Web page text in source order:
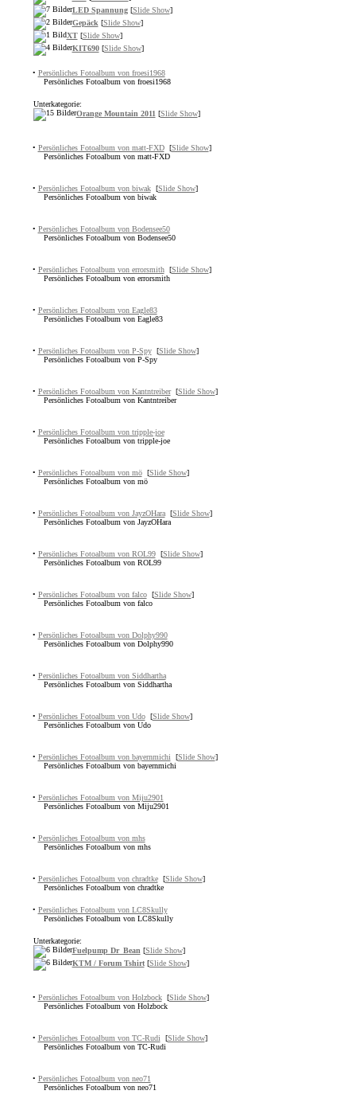
LED Spannung[Slide Show]
Gepäck[Slide Show]
XT[Slide Show]
KIT690[Slide Show]
• Persönliches Fotoalbum von froesi1968
Persönliches Fotoalbum von froesi1968
Unterkategorie:
Orange Mountain 2011[Slide Show]
• Persönliches Fotoalbum von matt-FXD [Slide Show]
Persönliches Fotoalbum von matt-FXD
• Persönliches Fotoalbum von biwak [Slide Show]
Persönliches Fotoalbum von biwak
• Persönliches Fotoalbum von Bodensee50
Persönliches Fotoalbum von Bodensee50
• Persönliches Fotoalbum von errorsmith [Slide Show]
Persönliches Fotoalbum von errorsmith
• Persönliches Fotoalbum von Eagle83
Persönliches Fotoalbum von Eagle83
• Persönliches Fotoalbum von P-Spy [Slide Show]
Persönliches Fotoalbum von P-Spy
• Persönliches Fotoalbum von Kantntreiber [Slide Show]
Persönliches Fotoalbum von Kantntreiber
• Persönliches Fotoalbum von tripple-joe
Persönliches Fotoalbum von tripple-joe
• Persönliches Fotoalbum von mö [Slide Show]
Persönliches Fotoalbum von mö
• Persönliches Fotoalbum von JayzOHara [Slide Show]
Persönliches Fotoalbum von JayzOHara
• Persönliches Fotoalbum von ROL99 [Slide Show]
Persönliches Fotoalbum von ROL99
• Persönliches Fotoalbum von falco [Slide Show]
Persönliches Fotoalbum von falco
• Persönliches Fotoalbum von Dolphy990
Persönliches Fotoalbum von Dolphy990
• Persönliches Fotoalbum von Siddhartha
Persönliches Fotoalbum von Siddhartha
• Persönliches Fotoalbum von Udo [Slide Show]
Persönliches Fotoalbum von Udo
• Persönliches Fotoalbum von bayernmichi [Slide Show]
Persönliches Fotoalbum von bayernmichi
• Persönliches Fotoalbum von Miju2901
Persönliches Fotoalbum von Miju2901
• Persönliches Fotoalbum von mhs
Persönliches Fotoalbum von mhs
• Persönliches Fotoalbum von chradtke [Slide Show]
Persönliches Fotoalbum von chradtke
• Persönliches Fotoalbum von LC8Skully
Persönliches Fotoalbum von LC8Skully
Unterkategorie:
Fuelpump Dr_Bean[Slide Show]
KTM / Forum Tshirt[Slide Show]
• Persönliches Fotoalbum von Holzbock [Slide Show]
Persönliches Fotoalbum von Holzbock
• Persönliches Fotoalbum von TC-Rudi [Slide Show]
Persönliches Fotoalbum von TC-Rudi
• Persönliches Fotoalbum von neo71
Persönliches Fotoalbum von neo71